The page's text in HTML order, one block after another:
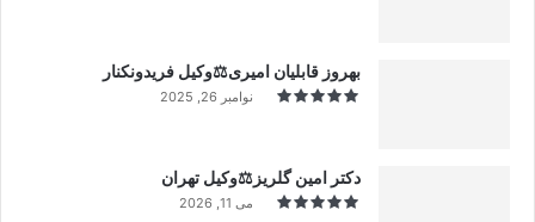
بهروز قابلیان امیری⚖️وکیل فریدونکنار
نوامبر 26, 2025
دکتر امین گلریز⚖️وکیل تهران
می 11, 2026